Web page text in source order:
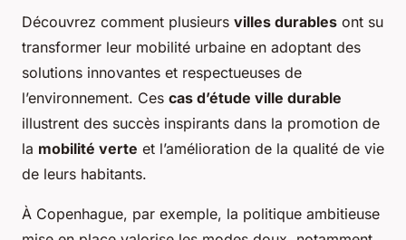
Découvrez comment plusieurs villes durables ont su
transformer leur mobilité urbaine en adoptant des
solutions innovantes et respectueuses de
l’environnement. Ces cas d’étude ville durable
illustrent des succès inspirants dans la promotion de
la mobilité verte et l’amélioration de la qualité de vie
de leurs habitants.
À Copenhague, par exemple, la politique ambitieuse